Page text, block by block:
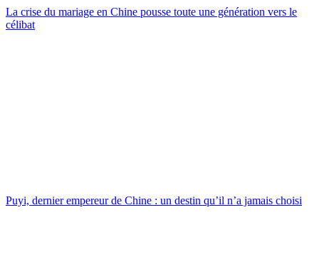
La crise du mariage en Chine pousse toute une génération vers le
célibat
Puyi, dernier empereur de Chine : un destin qu’il n’a jamais choisi